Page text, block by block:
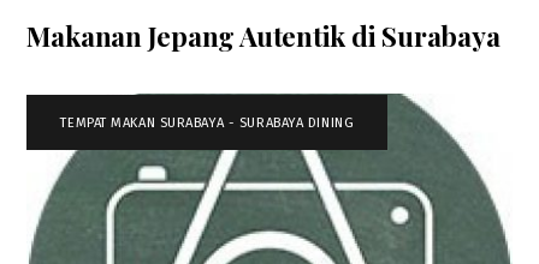
Makanan Jepang Autentik di Surabaya
TEMPAT MAKAN SURABAYA - SURABAYA DINING